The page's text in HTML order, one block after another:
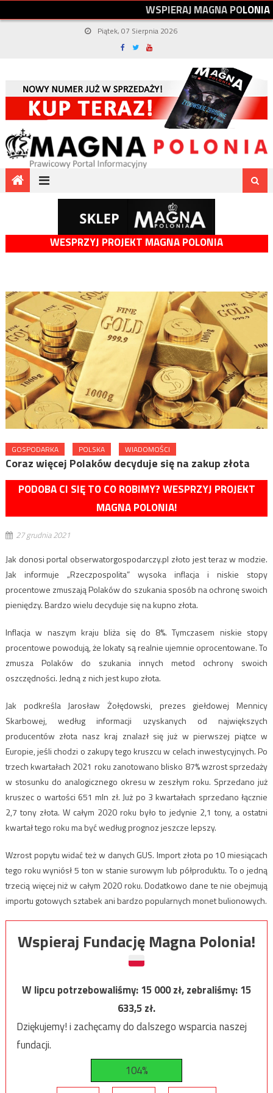
WSPIERAJMAGNAPOLONIA
Piątek, 07 Sierpnia 2026
WESPRZYJ PROJEKT MAGNA POLONIA
GOSPODARKA POLSKA WIADOMOŚCI
Coraz więcej Polaków decyduje się na zakup złota
PODOBA CI SIĘ TO CO ROBIMY? WESPRZYJ PROJEKT
MAGNA POLONIA!
27 grudnia 2021
Jak donosi portal obserwatorgospodarczy.pl złoto jest teraz w modzie.
Jak informuje „Rzeczpospolita” wysoka inflacja i niskie stopy
procentowe zmuszają Polaków do szukania sposób na ochronę swoich
pieniędzy. Bardzo wielu decyduje się na kupno złota.
Inflacja w naszym kraju bliża się do 8%. Tymczasem niskie stopy
procentowe powodują, że lokaty są realnie ujemnie oprocentowane. To
zmusza Polaków do szukania innych metod ochrony swoich
oszczędności. Jedną z nich jest kupo złota.
Jak podkreśla Jarosław Żołędowski, prezes giełdowej Mennicy
Skarbowej, według informacji uzyskanych od największych
producentów złota nasz kraj znalazł się już w pierwszej piątce w
Europie, jeśli chodzi o zakupy tego kruszcu w celach inwestycyjnych. Po
trzech kwartałach 2021 roku zanotowano blisko 87% wzrost sprzedaży
w stosunku do analogicznego okresu w zeszłym roku. Sprzedano już
kruszec o wartości 651 mln zł. Już po 3 kwartałach sprzedano łącznie
2,7 tony złota. W całym 2020 roku było to jedynie 2,1 tony, a ostatni
kwartał tego roku ma być według prognoz jeszcze lepszy.
Wzrost popytu widać też w danych GUS. Import złota po 10 miesiącach
tego roku wyniósł 5 ton w stanie surowym lub półproduktu. To o jedną
trzecią więcej niż w całym 2020 roku. Dodatkowo dane te nie obejmują
importu gotowych sztabek ani bardzo popularnych monet bulionowych.
Wspieraj Fundację Magna Polonia!
W lipcu potrzebowaliśmy:15 000zł, zebraliśmy:15
633,5zł.
Dziękujemy! i zachęcamy do dalszego wsparcia naszej
fundacji.
104%